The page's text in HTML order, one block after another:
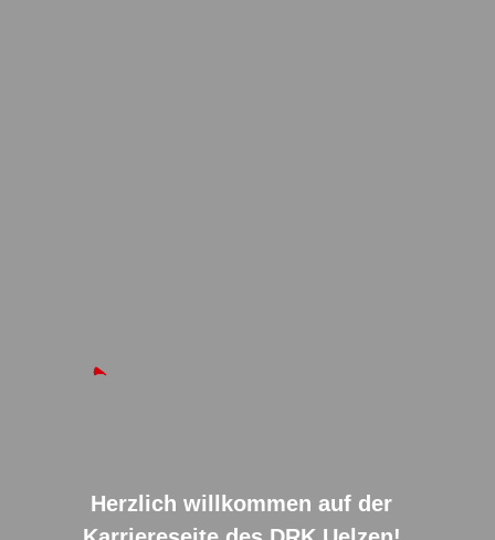
Herzlich willkommen auf der